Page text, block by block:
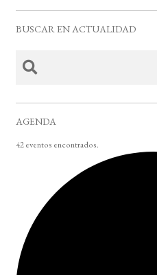
BUSCAR EN ACTUALIDAD
AGENDA
42 eventos encontrados.